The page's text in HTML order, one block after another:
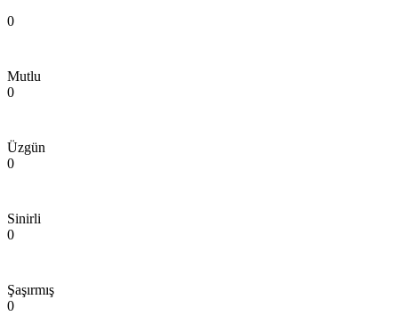
0
Mutlu
0
Üzgün
0
Sinirli
0
Şaşırmış
0